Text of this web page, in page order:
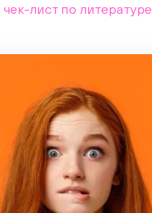
лист по литературе